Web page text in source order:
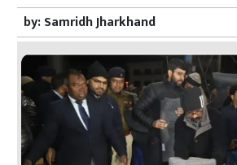
by:Samridh Jharkhand